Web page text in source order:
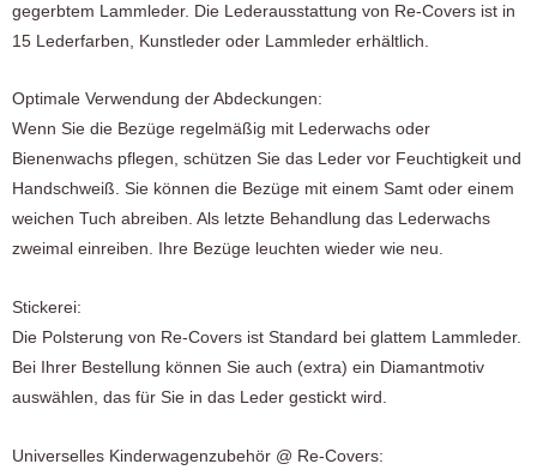
gegerbtem Lammleder. Die Lederausstattung von Re-Covers ist in
15 Lederfarben, Kunstleder oder Lammleder erhältlich.
Optimale Verwendung der Abdeckungen:
Wenn Sie die Bezüge regelmäßig mit Lederwachs oder
Bienenwachs pflegen, schützen Sie das Leder vor Feuchtigkeit und
Handschweiß. Sie können die Bezüge mit einem Samt oder einem
weichen Tuch abreiben. Als letzte Behandlung das Lederwachs
zweimal einreiben. Ihre Bezüge leuchten wieder wie neu.
Stickerei:
Die Polsterung von Re-Covers ist Standard bei glattem Lammleder.
Bei Ihrer Bestellung können Sie auch (extra) ein Diamantmotiv
auswählen, das für Sie in das Leder gestickt wird.
Universelles Kinderwagenzubehör @ Re-Covers: